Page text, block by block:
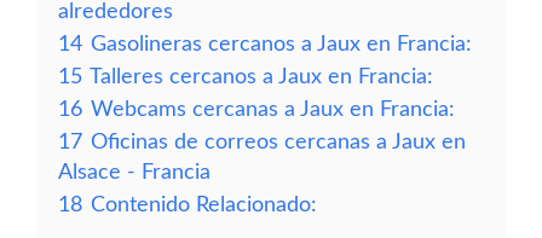
alrededores
14 Gasolineras cercanos a Jaux en Francia:
15 Talleres cercanos a Jaux en Francia:
16 Webcams cercanas a Jaux en Francia:
17 Oficinas de correos cercanas a Jaux en
Alsace - Francia
18 Contenido Relacionado: